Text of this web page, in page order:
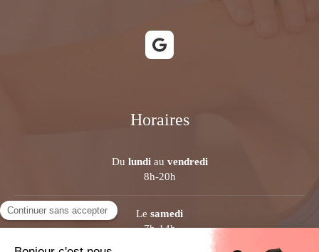
Horaires
Du lundiau vendredi
8h-20h
Le samedi
7h-14h